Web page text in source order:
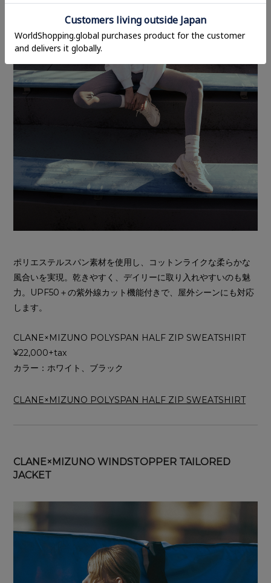
ポリエステルスパン素材を使用し、コットンライクな柔らかな
風合いを実現。乾きやすく、デイリーに取り入れやすいのも魅
力。UPF50＋の紫外線カット機能付きで、屋外シーンにも対応
します。
CLANE×MIZUNO POLYSPAN HALF ZIP SWEATSHIRT
¥22,000+tax
カラー：ホワイト、ブラック
CLANE×MIZUNO POLYSPAN HALF ZIP SWEATSHIRT
CLANE×MIZUNO WINDSTOPPER TAILORED
JACKET